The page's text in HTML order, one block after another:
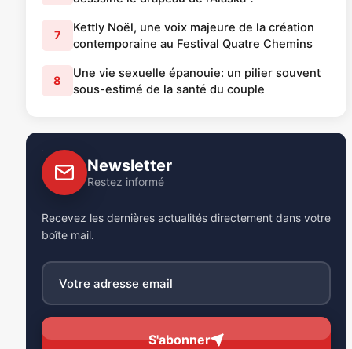
7
Kettly Noël, une voix majeure de la création
contemporaine au Festival Quatre Chemins
8
Une vie sexuelle épanouie: un pilier souvent
sous-estimé de la santé du couple
Newsletter
Restez informé
Recevez les dernières actualités directement dans votre
boîte mail.
S'abonner